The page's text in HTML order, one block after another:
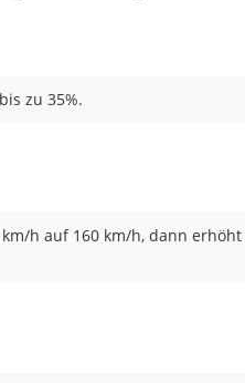
zu 35%.
h auf 160 km/h, dann